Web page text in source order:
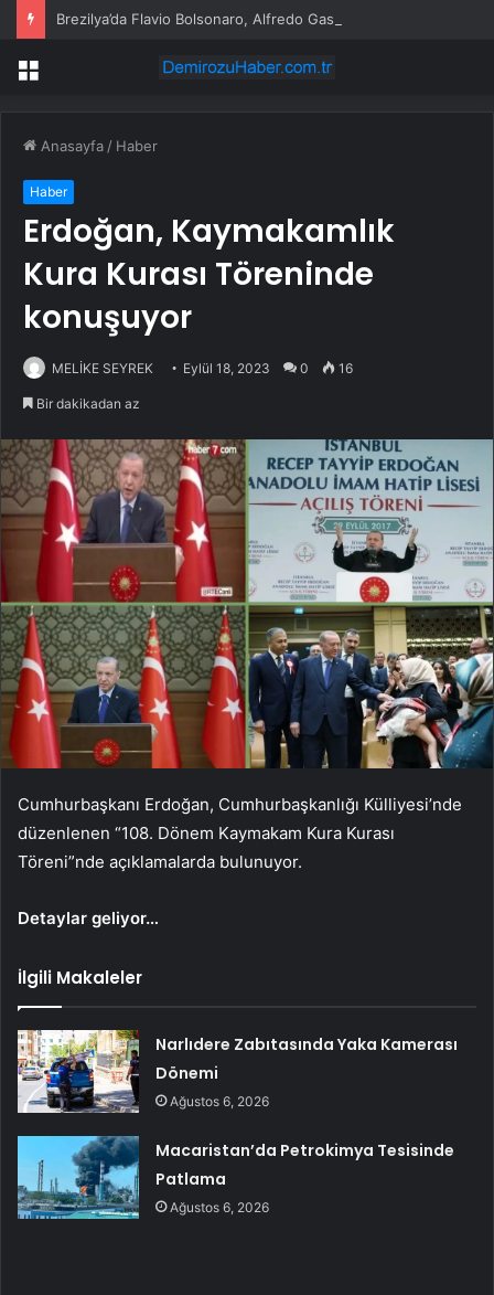
Menü
Anasayfa / Haber
Haber
Erdoğan, Kaymakamlık
Kura Kurası Töreninde
konuşuyor
MELİKE SEYREK Eylül 18, 2023 0 16
Bir dakikadan az
Cumhurbaşkanı Erdoğan, Cumhurbaşkanlığı Külliyesi’nde
düzenlenen “108. Dönem Kaymakam Kura Kurası
Töreni”nde açıklamalarda bulunuyor.
Detaylar geliyor…
İlgili Makaleler
Narlıdere Zabıtasında Yaka Kamerası
Dönemi
Ağustos 6, 2026
Macaristan’da Petrokimya Tesisinde
Patlama
Ağustos 6, 2026